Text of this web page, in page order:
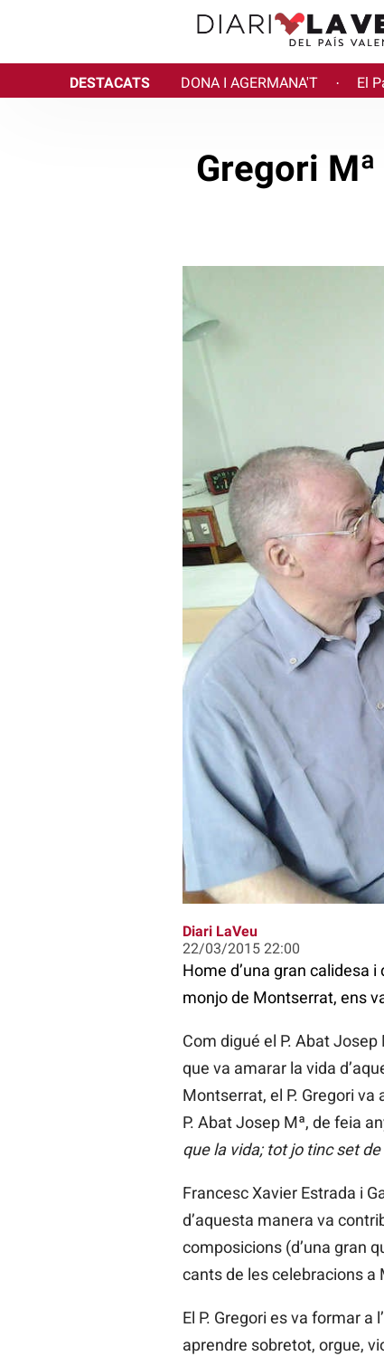
DESTACATS DONA I AGERMANA'T · El
El P. Gregori Estrada amb
Gregori
Diari LaVeu
22/03/2015 22:00
Home d’una gran calidesa
monjo de Montserrat, ens
Com digué el P. Abat Josep
que va amarar la vida
Montserrat, el P. Gregori va
P. Abat Josep Mª, de feia
que la vida; tot jo tinc set
Francesc Xavier Estrada i
d’aquesta manera va
composicions (d’una gran
cants de les celebracions a
El P. Gregori es va formar a
aprendre sobretot, orgue,